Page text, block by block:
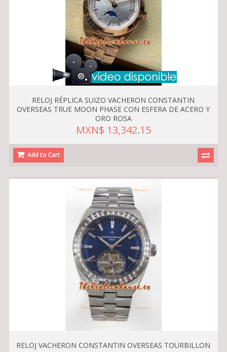
RELOJ RÉPLICA SUIZO VACHERON CONSTANTIN
OVERSEAS TRUE MOON PHASE CON ESFERA DE ACERO Y
ORO ROSA
MXN$ 13,342.15
Add to Cart
RELOJ VACHERON CONSTANTIN OVERSEAS TOURBILLON